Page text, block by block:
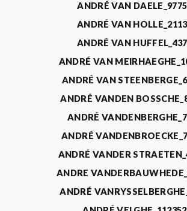
ANDRÉ VAN
ANDRÉ VAN
ANDRÉ VAN
ANDRÉ VAN
ANDRÉ VAN
ANDRÉ VANDEN
ANDRÉ
ANDRÉ
ANDRÉ VANDER
ANDRE
ANDRÉ